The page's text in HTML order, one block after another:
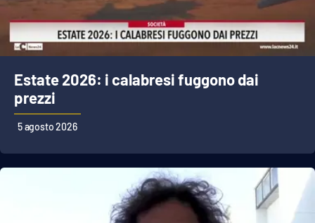
Estate 2026: i calabresi fuggono dai
prezzi
5 agosto 2026